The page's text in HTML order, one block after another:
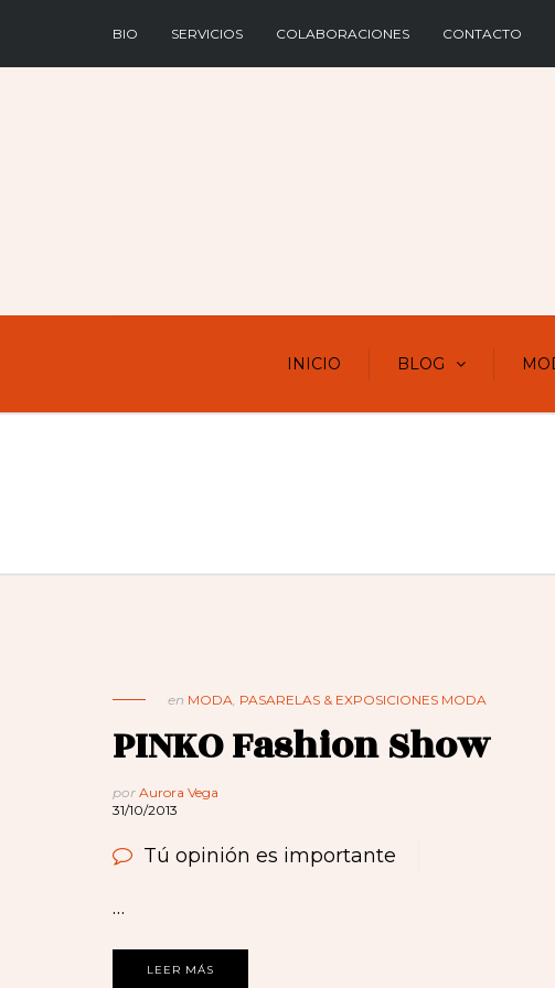
BIO SERVICIOS COLABORACIONES CONTACTO
INICIO BLOG
en MODA, PASARELAS & EXPOSICIONES MODA
PINKO Fashion Show
por Aurora Vega
31/10/2013
Tú opinión es importante
…
LEER MÁS